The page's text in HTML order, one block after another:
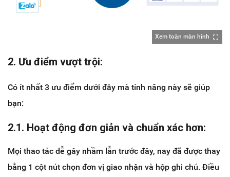
Xem toàn màn hình
2. Ưu điểm vượt trội:
Có ít nhất 3 ưu điểm dưới đây mà tính năng này sẽ giúp
bạn:
2.1. Hoạt động đơn giản và chuẩn xác hơn:
Mọi thao tác dễ gây nhầm lẫn trước đây, nay đã được thay
bằng 1 cột nút chọn đơn vị giao nhận và hộp ghi chú. Điều